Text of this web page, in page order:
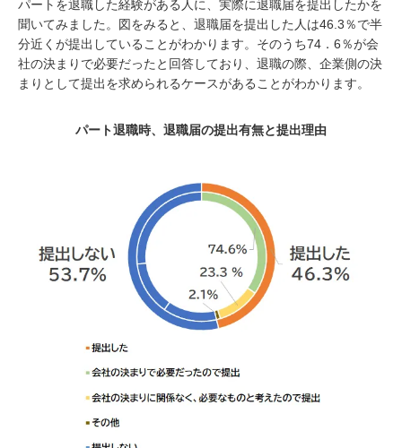
パートを退職した経験がある人に、実際に退職届を提出したかを
聞いてみました。図をみると、退職届を提出した人は46.3％で半
分近くが提出していることがわかります。そのうち74．6％が会
社の決まりで必要だったと回答しており、退職の際、企業側の決
まりとして提出を求められるケースがあることがわかります。
パート退職時、退職届の提出有無と提出理由